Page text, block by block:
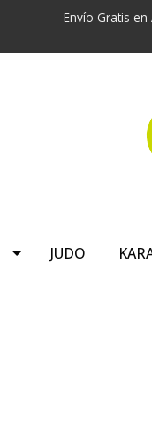
Envío Gratis
JUDO